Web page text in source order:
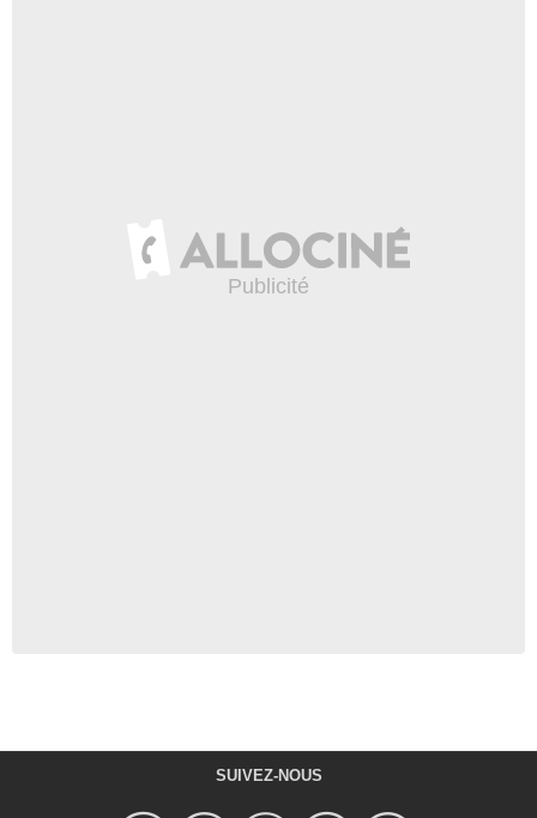
SUIVEZ-NOUS